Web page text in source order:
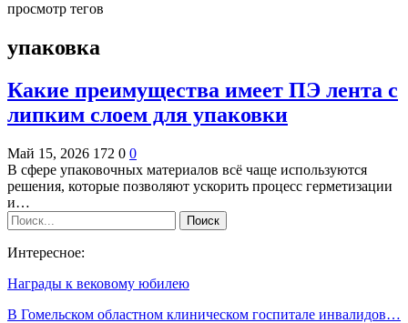
просмотр тегов
упаковка
Какие преимущества имеет ПЭ лента с
липким слоем для упаковки
Май 15, 2026 172 0 0
В сфере упаковочных материалов всё чаще используются
решения, которые позволяют ускорить процесс герметизации
и…
Интересное:
Награды к вековому юбилею
В Гомельском областном клиническом госпитале инвалидов…